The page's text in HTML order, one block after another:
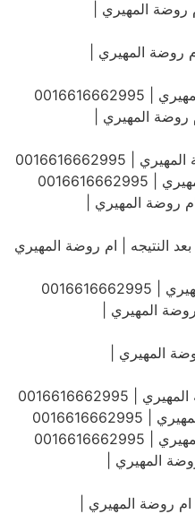
المهيري |
روضة المهيري |
روضة المهيري |
روضة المهيري |
النتيجه | ام روضة المهيري
المهيري |
المهيري |
المهيري |
في 30 دقيقة | ام روضة المهيري |